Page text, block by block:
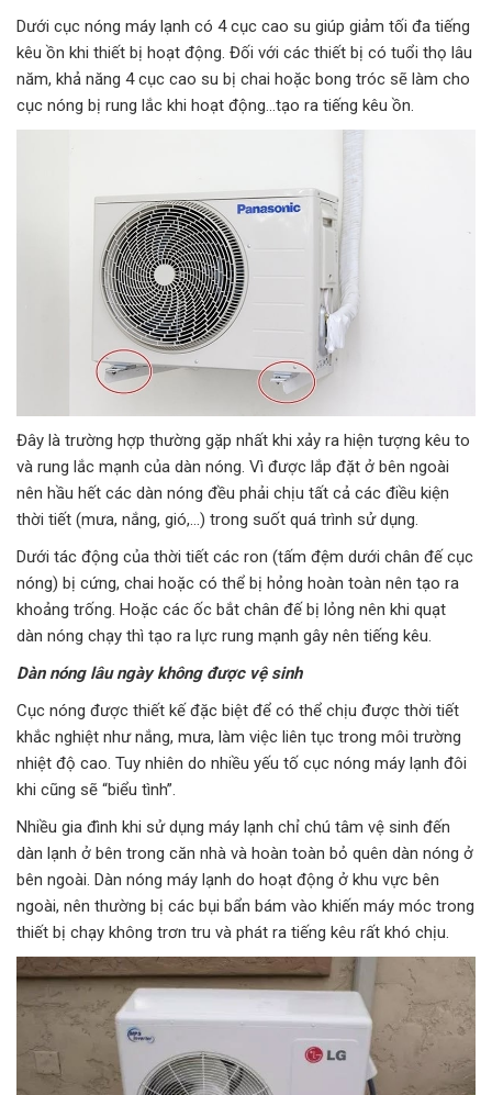
Dưới cục nóng máy lạnh có 4 cục cao su giúp giảm tối đa tiếng
kêu ồn khi thiết bị hoạt động. Đối với các thiết bị có tuổi thọ lâu
năm, khả năng 4 cục cao su bị chai hoặc bong tróc sẽ làm cho
cục nóng bị rung lắc khi hoạt động…tạo ra tiếng kêu ồn.
Đây là trường hợp thường gặp nhất khi xảy ra hiện tượng kêu to
và rung lắc mạnh của dàn nóng. Vì được lắp đặt ở bên ngoài
nên hầu hết các dàn nóng đều phải chịu tất cả các điều kiện
thời tiết (mưa, nắng, gió,…) trong suốt quá trình sử dụng.
Dưới tác động của thời tiết các ron (tấm đệm dưới chân đế cục
nóng) bị cứng, chai hoặc có thể bị hỏng hoàn toàn nên tạo ra
khoảng trống. Hoặc các ốc bắt chân đế bị lỏng nên khi quạt
dàn nóng chạy thì tạo ra lực rung mạnh gây nên tiếng kêu.
Dàn nóng lâu ngày không được vệ sinh
Cục nóng được thiết kế đặc biệt để có thể chịu được thời tiết
khắc nghiệt như nắng, mưa, làm việc liên tục trong môi trường
nhiệt độ cao. Tuy nhiên do nhiều yếu tố cục nóng máy lạnh đôi
khi cũng sẽ “biểu tình”.
Nhiều gia đình khi sử dụng máy lạnh chỉ chú tâm vệ sinh đến
dàn lạnh ở bên trong căn nhà và hoàn toàn bỏ quên dàn nóng ở
bên ngoài. Dàn nóng máy lạnh do hoạt động ở khu vực bên
ngoài, nên thường bị các bụi bẩn bám vào khiến máy móc trong
thiết bị chạy không trơn tru và phát ra tiếng kêu rất khó chịu.